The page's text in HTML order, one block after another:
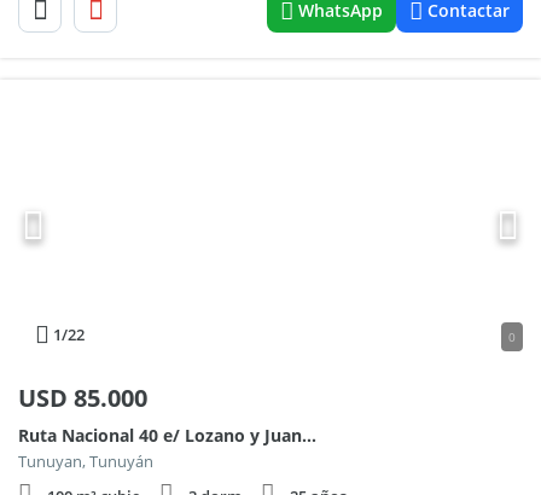
WhatsApp Contactar
1/22 0
USD 85.000
Ruta Nacional 40 e/ Lozano y Juan López García
Tunuyan, Tunuyán